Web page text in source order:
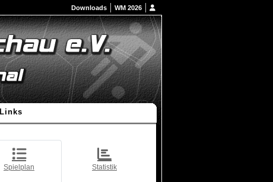
Downloads WM 2026
Links
Spielplan Statistik